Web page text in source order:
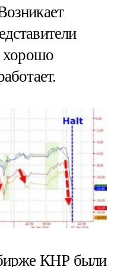
хорошо
КНР были